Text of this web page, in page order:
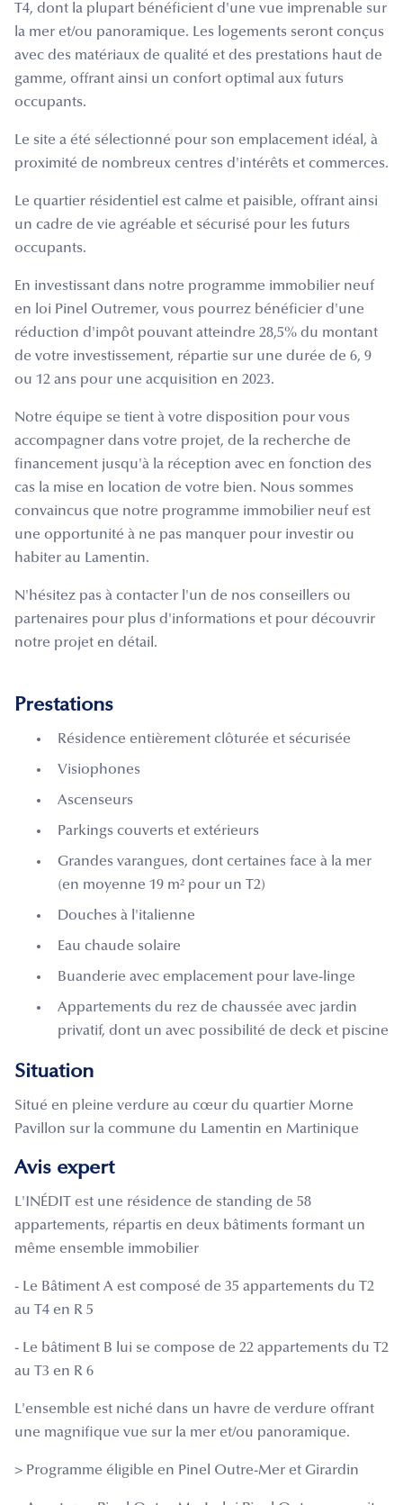
T4, dont la plupart bénéficient d'une vue imprenable sur
la mer et/ou panoramique. Les logements seront conçus
avec des matériaux de qualité et des prestations haut de
gamme, offrant ainsi un confort optimal aux futurs
occupants.
Le site a été sélectionné pour son emplacement idéal, à
proximité de nombreux centres d'intérêts et commerces.
Le quartier résidentiel est calme et paisible, offrant ainsi
un cadre de vie agréable et sécurisé pour les futurs
occupants.
En investissant dans notre programme immobilier neuf
en loi Pinel Outremer, vous pourrez bénéficier d'une
réduction d'impôt pouvant atteindre 28,5% du montant
de votre investissement, répartie sur une durée de 6, 9
ou 12 ans pour une acquisition en 2023.
Notre équipe se tient à votre disposition pour vous
accompagner dans votre projet, de la recherche de
financement jusqu'à la réception avec en fonction des
cas la mise en location de votre bien. Nous sommes
convaincus que notre programme immobilier neuf est
une opportunité à ne pas manquer pour investir ou
habiter au Lamentin.
N'hésitez pas à contacter l'un de nos conseillers ou
partenaires pour plus d'informations et pour découvrir
notre projet en détail.
Prestations
Résidence entièrement clôturée et sécurisée
Visiophones
Ascenseurs
Parkings couverts et extérieurs
Grandes varangues, dont certaines face à la mer
(en moyenne 19 m² pour un T2)
Douches à l'italienne
Eau chaude solaire
Buanderie avec emplacement pour lave-linge
Appartements du rez de chaussée avec jardin
privatif, dont un avec possibilité de deck et piscine
Situation
Situé en pleine verdure au cœur du quartier Morne
Pavillon sur la commune du Lamentin en Martinique
Avis expert
L'INÉDIT est une résidence de standing de 58
appartements, répartis en deux bâtiments formant un
même ensemble immobilier
- Le Bâtiment A est composé de 35 appartements du T2
au T4 en R 5
- Le bâtiment B lui se compose de 22 appartements du T2
au T3 en R 6
L'ensemble est niché dans un havre de verdure offrant
une magnifique vue sur la mer et/ou panoramique.
> Programme éligible en Pinel Outre-Mer et Girardin